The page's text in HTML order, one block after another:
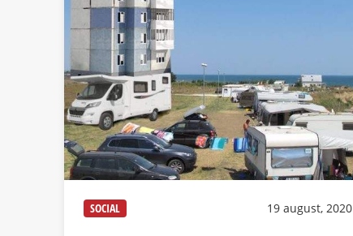
SOCIAL 19 august, 2020